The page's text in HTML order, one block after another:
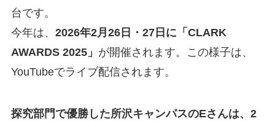
台です。
今年は、 2026年2月26日・27日に「CLARK
AWARDS 2025」 が開催されます。この様子は、
YouTubeでライブ配信されます。
探究部門で優勝した所沢キャンパスのEさんは、2